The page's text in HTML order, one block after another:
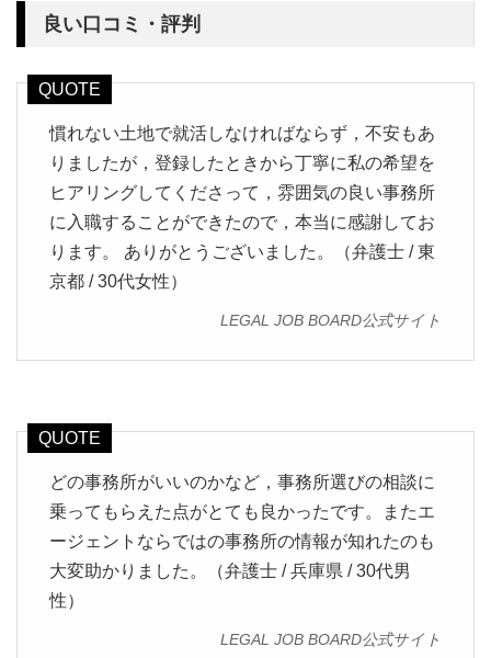
良い口コミ・評判
慣れない土地で就活しなければならず，不安もあ
りましたが，登録したときから丁寧に私の希望を
ヒアリングしてくださって，雰囲気の良い事務所
に入職することができたので，本当に感謝してお
ります。 ありがとうございました。（弁護士 / 東
京都 / 30代女性）
LEGAL JOB BOARD公式サイト
どの事務所がいいのかなど，事務所選びの相談に
乗ってもらえた点がとても良かったです。またエ
ージェントならではの事務所の情報が知れたのも
大変助かりました。（弁護士 / 兵庫県 / 30代男
性）
LEGAL JOB BOARD公式サイト